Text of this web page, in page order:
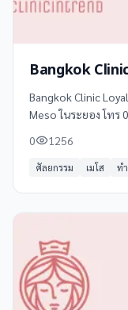
Bangkok
Bangkok Clinic
Meso ในระยอง โทร
0 1256
ศัลยกรรม เมโส ท